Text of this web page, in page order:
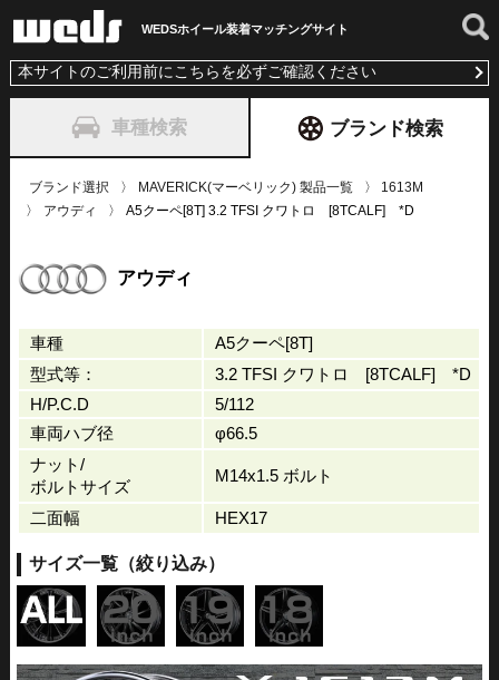
WEDSホイール装着マッチングサイト
本サイトのご利用前にこちらを必ずご確認ください
車種検索 ブランド検索
ブランド選択 MAVERICK(マーベリック) 製品一覧
1613M
アウディ
A5クーペ[8T] 3.2 TFSI クワトロ [8TCALF] *D
アウディ
車種
A5クーペ[8T]
型式等：
3.2 TFSI クワトロ [8TCALF] *D
H/P.C.D
5/112
車両ハブ径
φ66.5
ナット/
ボルトサイズ
M14x1.5 ボルト
二面幅 HEX17
サイズ一覧（絞り込み）